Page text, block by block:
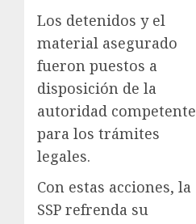
Los detenidos y el
material asegurado
fueron puestos a
disposición de la
autoridad competente
para los trámites
legales.
Con estas acciones, la
SSP refrenda su